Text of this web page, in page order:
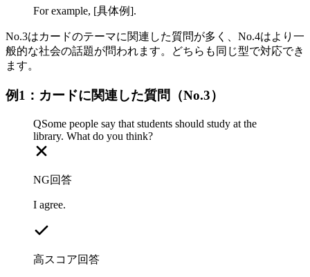
For example, [具体例].
No.3はカードのテーマに関連した質問が多く、No.4はより一
般的な社会の話題が問われます。どちらも同じ型で対応でき
ます。
例1：カードに関連した質問（No.3）
QSome people say that students should study at the
library. What do you think?
NG回答
I agree.
高スコア回答